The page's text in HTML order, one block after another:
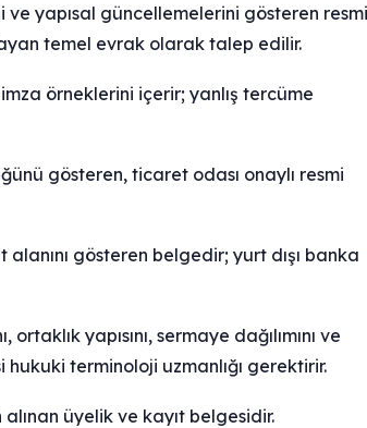
yapısal güncellemelerini gösteren resmi
temel evrak olarak talep edilir.
örneklerini içerir; yanlış tercüme
gösteren, ticaret odası onaylı resmi
gösteren belgedir; yurt dışı banka
yapısını, sermaye dağılımını ve
terminoloji uzmanlığı gerektirir.
üyelik ve kayıt belgesidir.